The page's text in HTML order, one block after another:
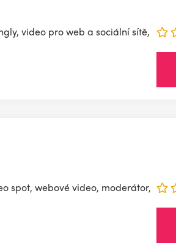
video pro web a sociální sítě,
spot, webové video, moderátor,